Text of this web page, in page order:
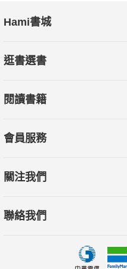
Hami書城
逛書選書
閱讀書籍
會員服務
關注我們
聯絡我們